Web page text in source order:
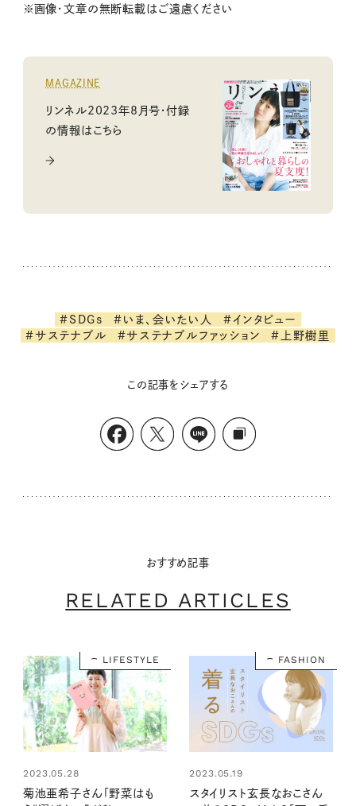
※画像・文章の無断転載はご遠慮ください
MAGAZINE
リンネル2023年8月号・付録
の情報はこちら
#SDGs #いま、会いたい人
#インタビュー
#サステナブル
#サステナブルファッション #上野樹里
この記事をシェアする
おすすめ記事
RELATED ARTICLES
LIFESTYLE
2023.05.28
菊池亜希子さん「野菜はも
FASHION
2023.05.19
スタイリスト玄長なおこさん